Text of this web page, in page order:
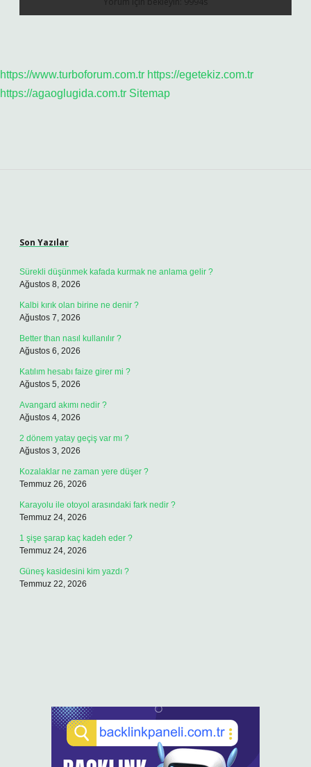
https://www.turboforum.com.tr https://egetekiz.com.tr
https://agaoglugida.com.tr Sitemap
Son Yazılar
Sürekli düşünmek kafada kurmak ne anlama gelir ?
Ağustos 8, 2026
Kalbi kırık olan birine ne denir ?
Ağustos 7, 2026
Better than nasıl kullanılır ?
Ağustos 6, 2026
Katılım hesabı faize girer mi ?
Ağustos 5, 2026
Avangard akımı nedir ?
Ağustos 4, 2026
2 dönem yatay geçiş var mı ?
Ağustos 3, 2026
Kozalaklar ne zaman yere düşer ?
Temmuz 26, 2026
Karayolu ile otoyol arasındaki fark nedir ?
Temmuz 24, 2026
1 şişe şarap kaç kadeh eder ?
Temmuz 24, 2026
Güneş kasidesini kim yazdı ?
Temmuz 22, 2026